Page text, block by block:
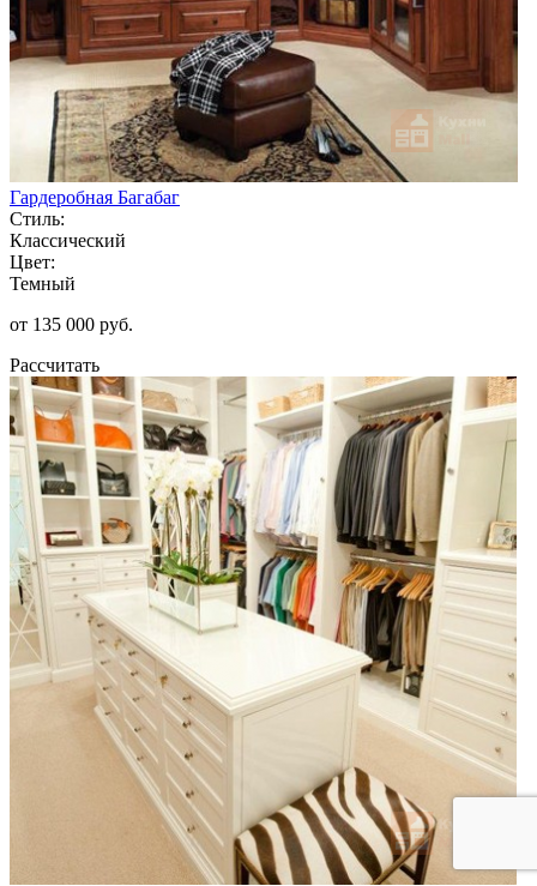
Гардеробная Багабаг
Стиль:
Классический
Цвет:
Темный
от 135 000 руб.
Рассчитать